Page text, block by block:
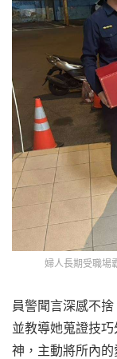
婦人長期受職場
員警聞言深感不
並教導她蒐證技
神，主動將所內